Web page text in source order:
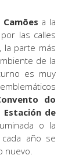
a la
las calles
, la parte más
de la
es muy
do
Estación de
o la
año se
nuevo.